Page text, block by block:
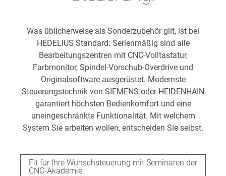
Was üblicherweise als Sonderzubehör gilt, ist bei
HEDELIUS Standard: Serienmäßig sind alle
Bearbeitungszentren mit CNC-Volltastatur,
Farbmonitor, Spindel-Vorschub-Overdrive und
Originalsoftware ausgerüstet. Modernste
Steuerungstechnik von SIEMENS oder HEIDENHAIN
garantiert höchsten Bedienkomfort und eine
uneingeschränkte Funktionalität. Mit welchem
System Sie arbeiten wollen, entscheiden Sie selbst.
Fit für Ihre Wunschsteuerung mit Seminaren der
CNC-Akademie.